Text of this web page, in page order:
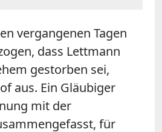
vergangenen Tagen
dass Lettmann
gestorben sei,
aus. Ein Gläubiger
mit der
für